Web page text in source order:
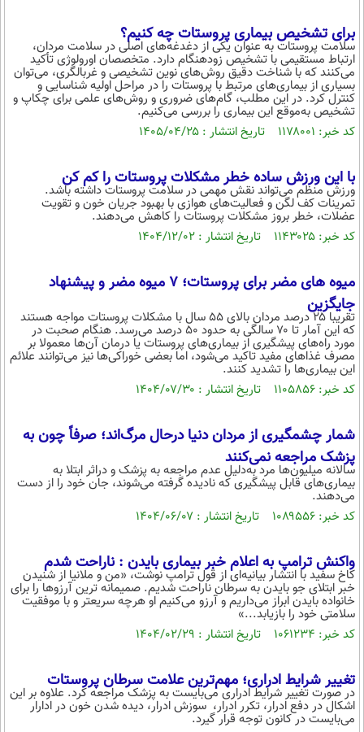
حوادث
سلامت
یک برش دانایی
محیط زیست
بین الملل
سیاست خارجی
فرهنگ و هنر
علم و دانش
فناوری و It
اخبار کریپتو
قرآن
سرگرمی
باشگاه مغز
مجله تصویری سلاح
فیلم
اقتصاد
ورزش
فناوری
گوناگون
حوادث
سلامت
فرهنگی
حیات وحش
سیاست خارجی
عصر ایران 2
خواندنی ها و دیدنی ها
روانشناسی
آشپزی
دانلود
آموزش زبان
برای تشخیص بیماری پروستات چه کنیم؟
سلامت پروستات به عنوان یکی از دغدغه‌های اصلی در سلامت مردان،
ارتباط مستقیمی با تشخیص زودهنگام دارد. متخصصان اورولوژی تأکید
می‌کنند که با شناخت دقیق روش‌های نوین تشخیصی و غربالگری، می‌توان
بسیاری از بیماری‌های مرتبط با پروستات را در مراحل اولیه شناسایی و
کنترل کرد. در این مطلب، گام‌های ضروری و روش‌های علمی برای چکاپ و
تشخیص به‌موقع این بیماری را بررسی می‌کنیم.
کد خبر: ۱۱۷۸۰۰۱ تاریخ انتشار : ۱۴۰۵/۰۴/۲۵
با این ورزش ساده خطر مشکلات پروستات را کم کن
ورزش منظم می‌تواند نقش مهمی در سلامت پروستات داشته باشد.
تمرینات کف لگن و فعالیت‌های هوازی با بهبود جریان خون و تقویت
عضلات، خطر بروز مشکلات پروستات را کاهش می‌دهند.
کد خبر: ۱۱۴۳۰۲۵ تاریخ انتشار : ۱۴۰۴/۱۲/۰۲
میوه های مضر برای پروستات؛ ۷ میوه مضر و پیشنهاد
جایگزین
تقریبا ۲۵ درصد مردان بالای ۵۵ سال با مشکلات پروستات مواجه هستند
که این آمار تا ۷۰ سالگی به حدود ۵۰ درصد می‌رسد. هنگام صحبت در
مورد راه‌های پیشگیری از بیماری‌های پروستات یا درمان آن‌ها معمولا بر
مصرف غذاهای مفید تاکید می‌شود، اما بعضی خوراکی‌ها نیز می‌توانند علائم
این بیماری‌ها را تشدید کنند.
کد خبر: ۱۱۰۵۸۵۶ تاریخ انتشار : ۱۴۰۴/۰۷/۳۰
شمار چشمگیری از مردان دنیا درحال مرگ‌اند؛ صرفاً چون به
پزشک مراجعه نمی‌کنند
سالانه میلیون‌ها مرد به‌دلیل عدم مراجعه به پزشک و دراثر ابتلا به
بیماری‌های قابل پیشگیری که نادیده گرفته می‌شوند، جان خود را از دست
می‌دهند.
کد خبر: ۱۰۸۹۵۵۶ تاریخ انتشار : ۱۴۰۴/۰۶/۰۷
واکنش ترامپ به اعلام خبر بیماری بایدن : ناراحت شدم
کاخ سفید با انتشار بیانیه‌ای از قول ترامپ نوشت، «من و ملانیا از شنیدن
خبر ابتلای جو بایدن به سرطان ناراحت شدیم. صمیمانه ترین آرزوها را برای
خانواده بایدن ابراز می‌داریم و آرزو می‌کنیم او هرچه سریعتر و با موفقیت
سلامتی خود را بازیابد...»
کد خبر: ۱۰۶۱۲۳۴ تاریخ انتشار : ۱۴۰۴/۰۲/۲۹
تغییر شرایط ادراری؛ مهم‌ترین علامت سرطان پروستات
در صورت تغییر شرایط ادراری می‌بایست به پزشک مراجعه کرد. علاوه بر این
اشکال در دفع ادرار، تکرر ادرار، سوزش ادرار، دیده شدن خون در ادارار
می‌بایست در کانون توجه قرار گیرد.